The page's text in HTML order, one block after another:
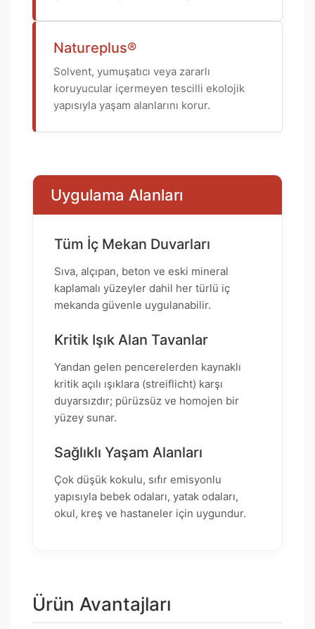
Natureplus®
Solvent, yumuşatıcı veya zararlı
koruyucular içermeyen tescilli ekolojik
yapısıyla yaşam alanlarını korur.
Uygulama Alanları
Tüm İç Mekan Duvarları
Sıva, alçıpan, beton ve eski mineral
kaplamalı yüzeyler dahil her türlü iç
mekanda güvenle uygulanabilir.
Kritik Işık Alan Tavanlar
Yandan gelen pencerelerden kaynaklı
kritik açılı ışıklara (streiflicht) karşı
duyarsızdır; pürüzsüz ve homojen bir
yüzey sunar.
Sağlıklı Yaşam Alanları
Çok düşük kokulu, sıfır emisyonlu
yapısıyla bebek odaları, yatak odaları,
okul, kreş ve hastaneler için uygundur.
Ürün Avantajları